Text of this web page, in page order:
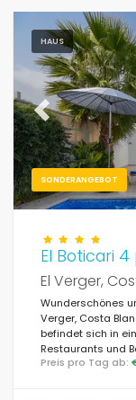
Badezimmer
Beliebte
Bedingungen
Optionell
HAUS
SONDERANGEBOT
Previous
El Boticari 4
El Verger,
Wunderschönes
Verger, Costa
befindet sich in
Restaurants und
L'Almadrava und
Preis pro Tag ab: